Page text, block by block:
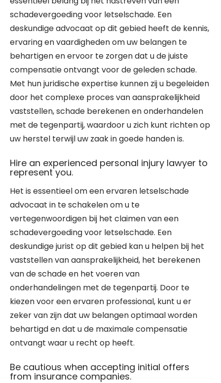
schadevergoeding voor letselschade. Een
deskundige advocaat op dit gebied heeft de kennis,
ervaring en vaardigheden om uw belangen te
behartigen en ervoor te zorgen dat u de juiste
compensatie ontvangt voor de geleden schade.
Met hun juridische expertise kunnen zij u begeleiden
door het complexe proces van aansprakelijkheid
vaststellen, schade berekenen en onderhandelen
met de tegenpartij, waardoor u zich kunt richten op
uw herstel terwijl uw zaak in goede handen is.
Hire an experienced personal injury lawyer to
represent you.
Het is essentieel om een ervaren letselschade
advocaat in te schakelen om u te
vertegenwoordigen bij het claimen van een
schadevergoeding voor letselschade. Een
deskundige jurist op dit gebied kan u helpen bij het
vaststellen van aansprakelijkheid, het berekenen
van de schade en het voeren van
onderhandelingen met de tegenpartij. Door te
kiezen voor een ervaren professional, kunt u er
zeker van zijn dat uw belangen optimaal worden
behartigd en dat u de maximale compensatie
ontvangt waar u recht op heeft.
Be cautious when accepting initial offers
from insurance companies.